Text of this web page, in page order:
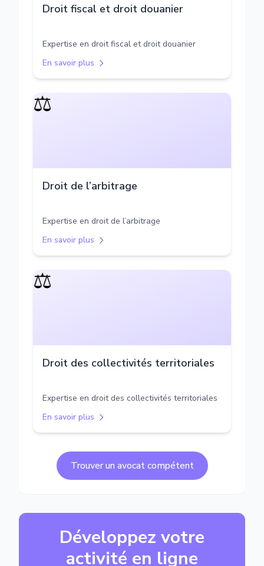
Droit fiscal et droit douanier
Expertise en droit fiscal et droit douanier
En savoir plus
⚖️
Droit de l’arbitrage
Expertise en droit de l’arbitrage
En savoir plus
⚖️
Droit des collectivités territoriales
Expertise en droit des collectivités territoriales
En savoir plus
Trouver un avocat compétent
Développez votre
activité en ligne